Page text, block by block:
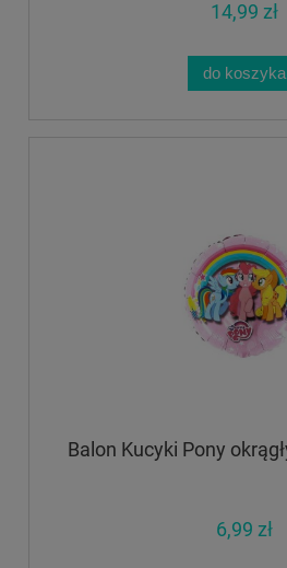
14,99 zł
do koszyka
Balon Kucyki Pony
6,99 zł